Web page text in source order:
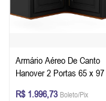
Armário Aéreo De Canto
Hanover 2 Portas 65 x 97 x
- Imbuia Glazer
R$ 1.996,73 Boleto/Pix